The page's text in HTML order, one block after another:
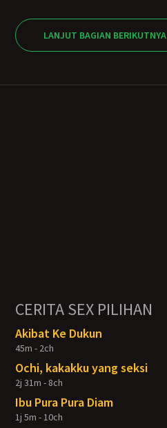
LANJUT BAGIAN BERIKUTNYA
CERITA SEX PILIHAN
Akibat Ke Dukun
45m - 2ch
Ochi, kakakku yang seksi
2j 31m - 8ch
Ibu Pura Pura Diam
1j 5m - 10ch